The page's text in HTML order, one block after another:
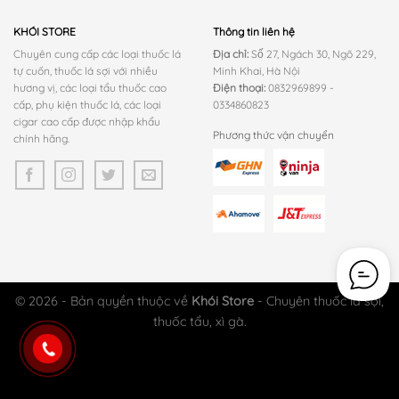
KHÓI STORE
Chuyên cung cấp các loại thuốc lá
tự cuốn, thuốc lá sợi với nhiều
hương vị, các loại tẩu thuốc cao
cấp, phụ kiện thuốc lá, các loại
cigar cao cấp được nhập khẩu
chính hãng.
Thông tin liên hệ
Địa chỉ: Số 27, Ngách 30, Ngõ 229,
Minh Khai, Hà Nội
Điện thoại: 0832969899 -
0334860823
Phương thức vận chuyển
© 2026 - Bản quyền thuộc về Khói Store - Chuyên thuốc lá sợi,
thuốc tẩu, xì gà.